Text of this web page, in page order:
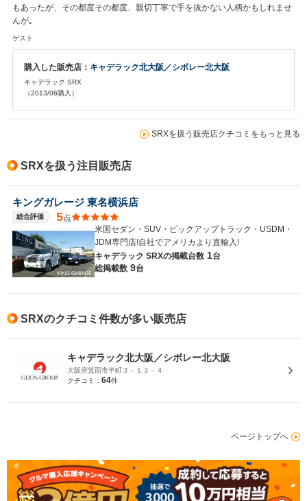
もあったが、その都度その都度、親切丁寧で手を抜かない人柄かもしれませ
んが｡
ゲスト
購入した販売店： キャデラック北大阪／シボレー北大阪
キャデラック SRX
（2013/06購入）
SRXを扱う販売店クチコミをもっと見る
SRXを扱う注目販売店
キングガレージ 東名横浜店
総合評価 5点
米国セダン・SUV・ピックアップトラック・USDM・
JDM専門店!自社でアメリカより直輸入!
キャデラック SRXの掲載台数 1台
総掲載数 9台
SRXのクチコミ件数が多い販売店
キャデラック北大阪／シボレー北大阪
大阪府箕面市半町３－１３－４
クチコミ： 64件
ページトップへ